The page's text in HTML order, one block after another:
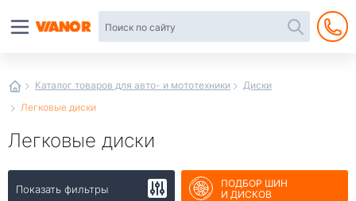
Каталог товаров для авто- и мототехники
Диски
Легковые диски
Легковые диски
Показать фильтры
ПОДБОР ШИН
И ДИСКОВ
интернет-